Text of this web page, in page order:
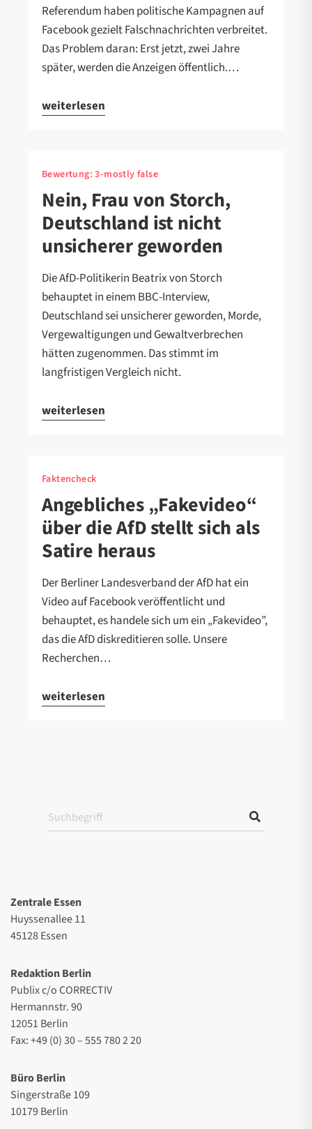
Referendum haben politische Kampagnen auf
Facebook gezielt Falschnachrichten verbreitet.
Das Problem daran: Erst jetzt, zwei Jahre
später, werden die Anzeigen öffentlich.…
weiterlesen
Bewertung:3-mostly false
Nein, Frau von Storch,
Deutschland ist nicht
unsicherer geworden
Die AfD-Politikerin Beatrix von Storch
behauptet in einem BBC-Interview,
Deutschland sei unsicherer geworden, Morde,
Vergewaltigungen und Gewaltverbrechen
hätten zugenommen. Das stimmt im
langfristigen Vergleich nicht.
weiterlesen
Faktencheck
Angebliches „Fakevideo“
über die AfD stellt sich als
Satire heraus
Der Berliner Landesverband der AfD hat ein
Video auf Facebook veröffentlicht und
behauptet, es handele sich um ein „Fakevideo”,
das die AfD diskreditieren solle. Unsere
Recherchen…
weiterlesen
Zentrale Essen
Huyssenallee 11
45128 Essen
Redaktion Berlin
Publix c/o CORRECTIV
Hermannstr. 90
12051 Berlin
Fax: +49 (0) 30 – 555 780 2 20
Büro Berlin
Singerstraße 109
10179 Berlin